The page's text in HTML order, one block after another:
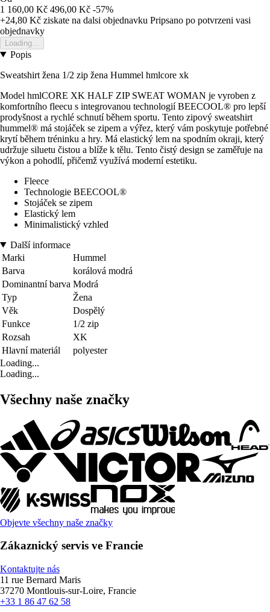
1 160,00 Kč 496,00 Kč -57%
+24,80 Kč ziskate na dalsi objednavku Pripsano po potvrzeni vasi
objednavky
Loading...
Popis
Sweatshirt žena 1/2 zip žena Hummel hmlcore xk
Model hmlCORE XK HALF ZIP SWEAT WOMAN je vyroben z
komfortního fleecu s integrovanou technologií BEECOOL® pro lepší
prodyšnost a rychlé schnutí během sportu. Tento zipový sweatshirt
hummel® má stojáček se zipem a výřez, který vám poskytuje potřebné
krytí během tréninku a hry. Má elastický lem na spodním okraji, který
udržuje siluetu čistou a blíže k tělu. Tento čistý design se zaměřuje na
výkon a pohodlí, přičemž využívá moderní estetiku.
Fleece
Technologie BEECOOL®
Stojáček se zipem
Elastický lem
Minimalistický vzhled
Další informace
Marki
Hummel
Barva
korálová modrá
Dominantní barva Modrá
Typ
Žena
Věk
Dospělý
Funkce
1/2 zip
Rozsah
XK
Hlavní materiál
polyester
Loading...
Loading...
Všechny naše značky
Objevte všechny naše značky
Zákaznický servis ve Francie
Kontaktujte nás
11 rue Bernard Maris
37270 Montlouis-sur-Loire, Francie
+33 1 86 47 62 58